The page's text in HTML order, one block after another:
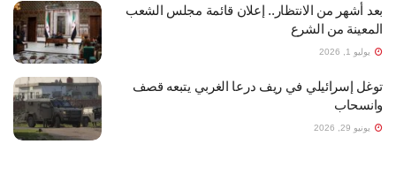
بعد أشهر من الانتظار.. إعلان قائمة مجلس الشعب
المعينة من الشرع
يوليو 1, 2026
توغل إسرائيلي في ريف درعا الغربي يتبعه قصف
وانسحاب
يونيو 29, 2026